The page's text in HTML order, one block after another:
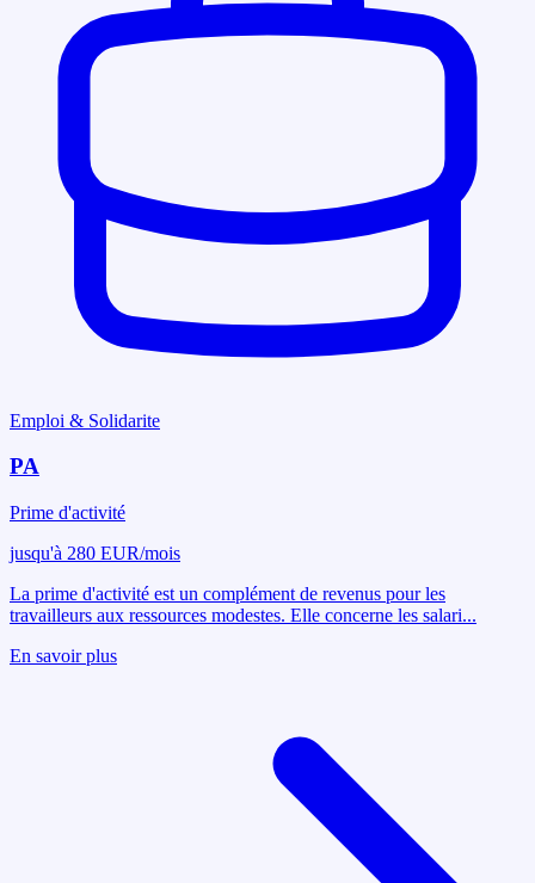
Emploi & Solidarite
PA
Prime d'activité
jusqu'à 280 EUR/mois
La prime d'activité est un complément de revenus pour les
travailleurs aux ressources modestes. Elle concerne les salari...
En savoir plus